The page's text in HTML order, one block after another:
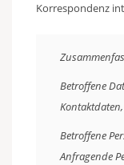
Korrespondenz
Betroffene
Betroffene
Anfragende